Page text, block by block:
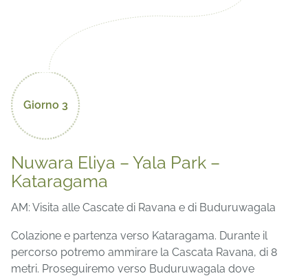
Giorno 3
Nuwara Eliya – Yala Park –
Kataragama
AM: Visita alle Cascate di Ravana e di Buduruwagala
Colazione e partenza verso Kataragama. Durante il
percorso potremo ammirare la Cascata Ravana, di 8
metri. Proseguiremo verso Buduruwagala dove